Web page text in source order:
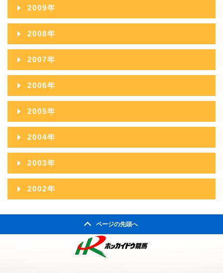
2018年02月
2018年01月
2017年03月
2017年02月
2017年01月
2016年03月
2016年02月
2016年01月
2015年05月
2015年03月
2015年02月
2015年01月
2014年07月
2014年06月
2014年05月
2014年03月
2014年02月
2014年01月
2013年08月
2013年07月
2013年06月
2013年05月
2013年03月
2013年02月
2013年01月
2012年09月
2012年08月
2012年07月
2012年06月
2012年05月
2012年03月
2012年02月
2012年01月
2011年10月
2011年09月
2011年08月
2011年07月
2011年06月
2011年05月
2011年03月
2011年02月
2010年12月
2010年11月
2010年10月
2010年09月
2010年08月
2010年07月
2010年06月
2010年05月
2010年03月
2009年
2009年12月
2009年11月
2009年10月
2009年09月
2009年08月
2009年07月
2009年06月
2009年05月
2009年03月
2008年
2008年12月
2008年11月
2008年10月
2008年09月
2008年08月
2008年07月
2008年06月
2008年05月
2007年
2007年12月
2007年11月
2007年10月
2007年09月
2007年08月
2007年07月
2006年
2006年12月
2006年11月
2006年10月
2006年09月
2006年08月
2005年
2005年12月
2005年11月
2005年10月
2005年09月
2005年08月
2005年07月
2004年
2004年12月
2004年11月
2004年10月
2003年
2003年12月
2002年
ページの先頭へ